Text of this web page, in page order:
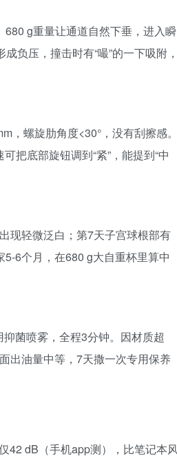
680 g重量让通道自然下垂，进入瞬
负压，撞击时有“嘬”的一下吸附
，螺旋肋角度<30°，没有刮擦感
把底部旋钮调到“紧”，能提到“中
现轻微泛白；第7天子宫球根部有
6个月，在680 g大自重杯里算中
菌喷雾，全程3分钟。因材质超
出油量中等，7天撒一次专用保养
42 dB（手机app测），比笔记本